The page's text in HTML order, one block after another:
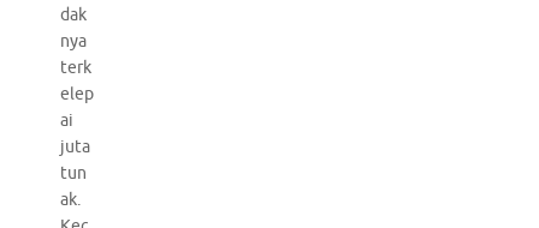
dak
nya
terk
elep
ai
juta
tun
ak.